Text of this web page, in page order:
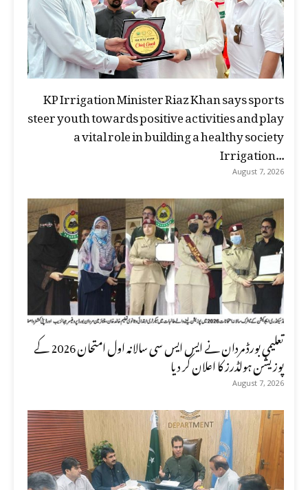
KP Irrigation Minister Riaz Khan says sports
steer youth towards positive activities and play
a vital role in building a healthy society
Irrigation...
August 7, 2026
تعلیمی بورڈ مردان نے ایس ایس سی سالانہ اول امتحان 2026 کے
پوزیشن ہولڈرز کا اعلان کر دیا
August 7, 2026